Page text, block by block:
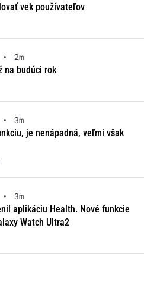
vek používateľov
•
2m
na budúci rok
•
3m
je nenápadná, veľmi však
•
3m
aplikáciu Health. Nové funkcie
Watch Ultra2